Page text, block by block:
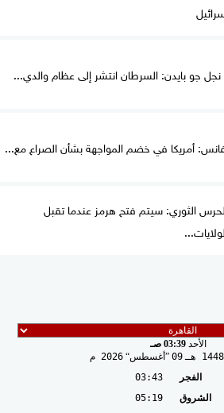
نجل جو بايدن: السرطان انتشر إلى عظام والدي...
أمريكا في خضم المواجهة بشأن الصراع مع...
الثوري: سيتم فتح هرمز عندما تقبل
الأحد03:39 صـ
1448 هـ 09 أغسطس 2026 م
الفجر
03:43
الشروق
05:19